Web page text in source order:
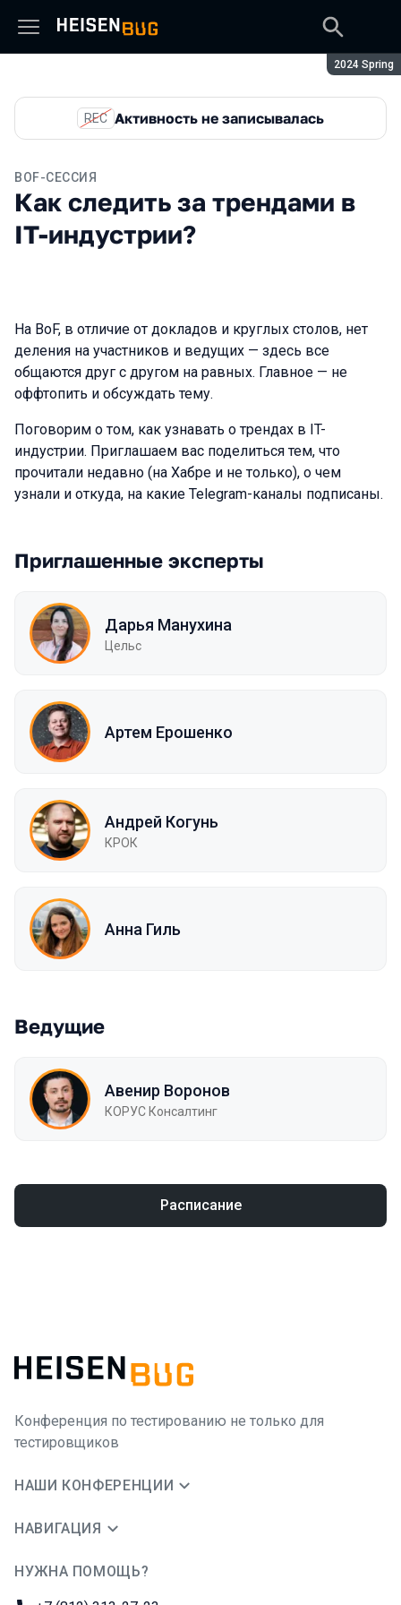
Сезон:
2024 Spring
REC Активность не записывалась
BOF-СЕССИЯ
Как следить за трендами в
IT-индустрии?
На BoF, в отличие от докладов и круглых столов, нет
деления на участников и ведущих — здесь все
общаются друг с другом на равных. Главное — не
оффтопить и обсуждать тему.
Поговорим о том, как узнавать о трендах в IT-
индустрии. Приглашаем вас поделиться тем, что
прочитали недавно (на Хабре и не только), о чем
узнали и откуда, на какие Telegram-каналы подписаны.
Приглашенные эксперты
Дарья Манухина
Цельс
Артем Ерошенко
Андрей Когунь
КРОК
Анна Гиль
Ведущие
Авенир Воронов
КОРУС Консалтинг
Расписание
Конференция по тестированию не только для
тестировщиков
НАШИ КОНФЕРЕНЦИИ
НАВИГАЦИЯ
НУЖНА ПОМОЩЬ?